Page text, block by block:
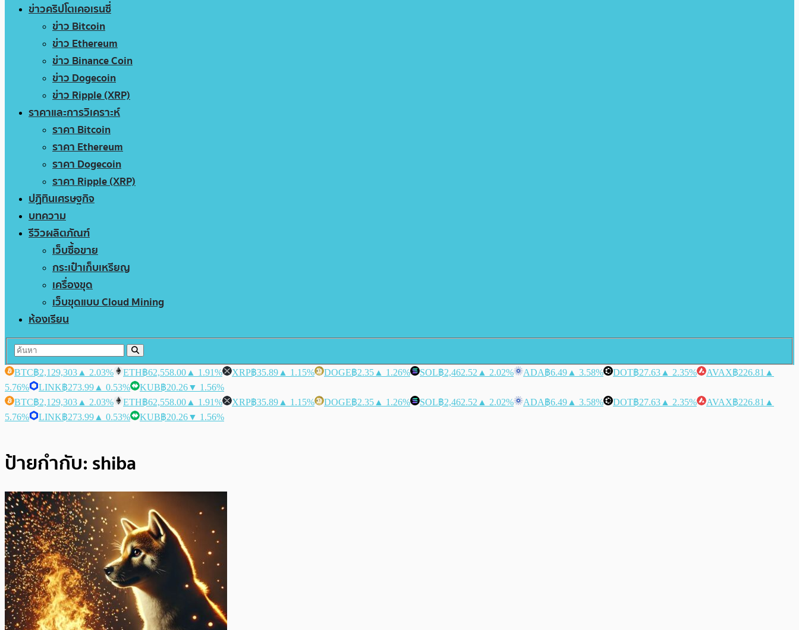
ข่าวคริปโตเคอเรนซี่
ข่าว Bitcoin
ข่าว Ethereum
ข่าว Binance Coin
ข่าว Dogecoin
ข่าว Ripple (XRP)
ราคาและการวิเคราะห์
ราคา Bitcoin
ราคา Ethereum
ราคา Dogecoin
ราคา Ripple (XRP)
ปฏิทินเศรษฐกิจ
บทความ
รีวิวผลิตภัณฑ์
เว็บซื้อขาย
กระเป๋าเก็บเหรียญ
เครื่องขุด
เว็บขุดแบบ Cloud Mining
ห้องเรียน
BTC฿2,129,303 ▲ 2.03% ETH฿62,558.00 ▲ 1.91% XRP฿35.89 ▲ 1.15% DOGE฿2.35 ▲ 1.26% SOL฿2,462.52 ▲ 2.02% ADA฿6.49 ▲ 3.58% DOT฿27.63 ▲ 2.35% AVAX฿226.81 ▲
5.76%
LINK฿273.99 ▲ 0.53% KUB฿20.26▼ 1.56%
BTC฿2,129,303 ▲ 2.03% ETH฿62,558.00 ▲ 1.91% XRP฿35.89 ▲ 1.15% DOGE฿2.35 ▲ 1.26% SOL฿2,462.52 ▲ 2.02% ADA฿6.49 ▲ 3.58% DOT฿27.63 ▲ 2.35% AVAX฿226.81 ▲
5.76%
LINK฿273.99 ▲ 0.53% KUB฿20.26▼ 1.56%
ป้ายกำกับ: shiba